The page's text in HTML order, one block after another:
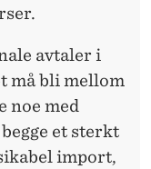
avtaler i
må bli mellom
noe med
et sterkt
import,